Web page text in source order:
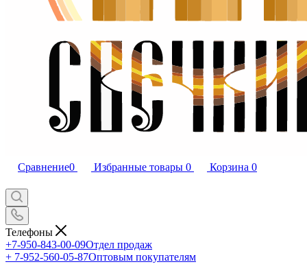
Сравнение0 Избранные товары 0 Корзина 0
Телефоны
+7-950-843-00-09Отдел продаж
+ 7-952-560-05-87Оптовым покупателям